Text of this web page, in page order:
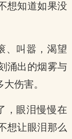
想知道如果没
、叫嚣，渴望
涌出的烟雾与
伤害。
，眼泪慢慢在
想让眼泪那么